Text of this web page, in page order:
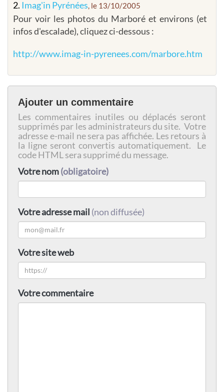
2. Imag'in Pyrénées, le 13/10/2005
Pour voir les photos du Marboré et environs (et
infos d'escalade), cliquez ci-dessous :
http://www.imag-in-pyrenees.com/marbore.htm
Ajouter un commentaire
Les commentaires inutiles ou déplacés seront
supprimés par les administrateurs du site. Votre
adresse e-mail ne sera pas affichée. Les retours à
la ligne seront convertis automatiquement. Le
code HTML sera supprimé du message.
Votre nom(obligatoire)
Votre adresse mail (non diffusée)
Votre site web
Votre commentaire